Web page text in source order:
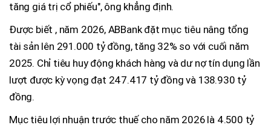
tăng giá trị cổ phiếu", ông khẳng định.
Được biết , năm 2026, ABBank đặt mục tiêu nâng tổng
tài sản lên 291.000 tỷ đồng, tăng 32% so với cuối năm
2025. Chỉ tiêu huy động khách hàng và dư nợ tín dụng lần
lượt được kỳ vọng đạt 247.417 tỷ đồng và 138.930 tỷ
đồng.
Mục tiêu lợi nhuận trước thuế cho năm 2026 là 4.500 tỷ